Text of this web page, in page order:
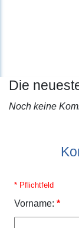
Die
Noch keine
* Pflichtfeld
Vorname: *